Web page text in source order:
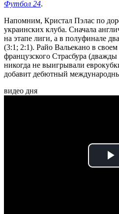
Футбол 24.
Напомним, Кристал Пэлас по
украинских клуба. Сначала
на этапе лиги, а в полуфинале
(3:1; 2:1). Райо Вальекано в
французского Страсбура
никогда не выигрывали
добавит дебютный
видео дня